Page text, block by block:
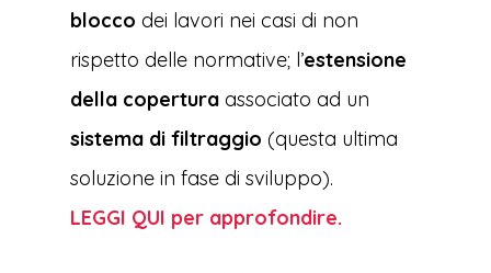
blocco dei lavori nei casi di non
rispetto delle normative; l’estensione
della copertura associato ad un
sistema di filtraggio (questa ultima
soluzione in fase di sviluppo).
LEGGI QUI per approfondire.